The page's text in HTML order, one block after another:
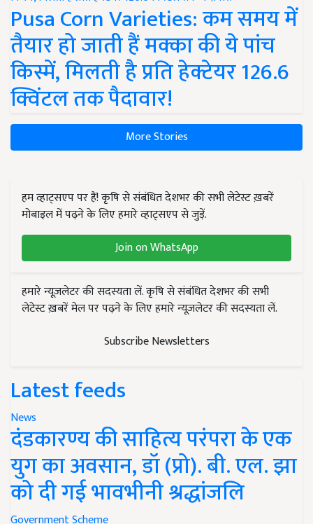
Pusa Corn Varieties: कम समय में
तैयार हो जाती हैं मक्का की ये पांच
किस्में, मिलती है प्रति हेक्टेयर 126.6
क्विंटल तक पैदावार!
More Stories
हम व्हाट्सएप पर हैं! कृषि से संबंधित देशभर की सभी लेटेस्ट ख़बरें
मोबाइल में पढ़ने के लिए हमारे व्हाट्सएप से जुड़ें.
Join on WhatsApp
हमारे न्यूज़लेटर की सदस्यता लें. कृषि से संबंधित देशभर की सभी
लेटेस्ट ख़बरें मेल पर पढ़ने के लिए हमारे न्यूज़लेटर की सदस्यता लें.
Subscribe Newsletters
Latest feeds
News
दंडकारण्य की साहित्य परंपरा के एक
युग का अवसान, डॉ (प्रो). बी. एल. झा
को दी गई भावभीनी श्रद्धांजलि